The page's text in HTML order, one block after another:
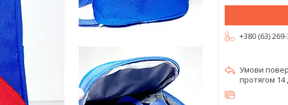
+380 (63)
протягом 14